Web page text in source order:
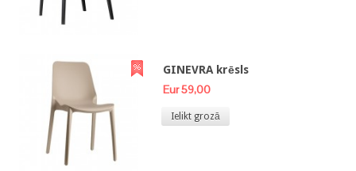
GINEVRA krēsls
Eur 59,00
Ielikt grozā